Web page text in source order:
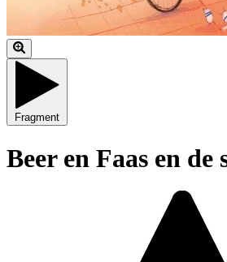
Fragment
Beer en Faas en de